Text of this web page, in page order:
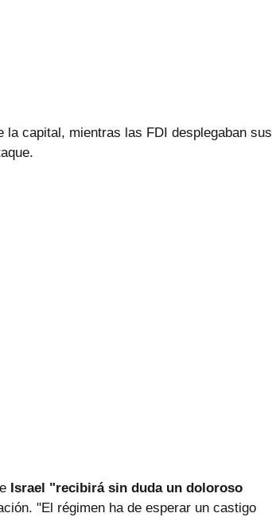
la capital, mientras las FDI desplegaban sus
Israel "recibirá sin duda un doloroso
"El régimen ha de esperar un castigo